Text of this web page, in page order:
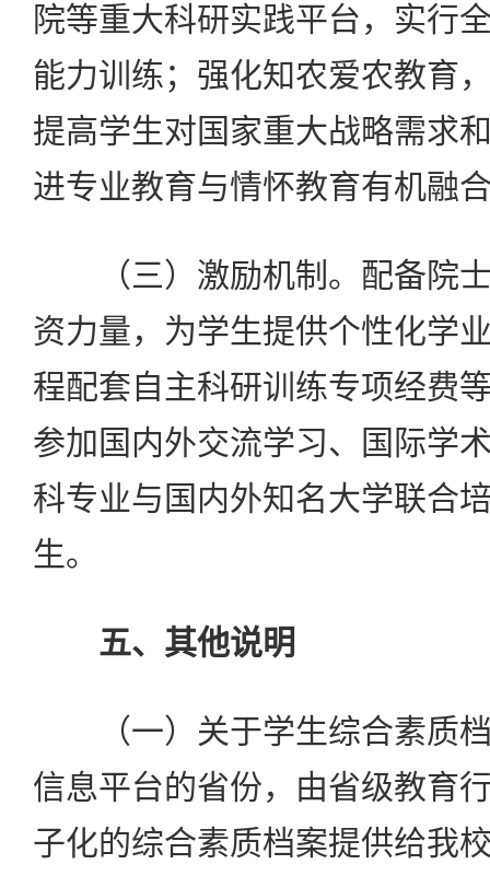
院等重大科研实践平台，实行
能力训练；强化知农爱农教育
提高学生对国家重大战略需求
进专业教育与情怀教育有机融
（三）激励机制。配备院士
资力量，为学生提供个性化学
程配套自主科研训练专项经费
参加国内外交流学习、国际学
科专业与国内外知名大学联合
生。
五、其他说明
（一）关于学生综合素质档
信息平台的省份，由省级教育
子化的综合素质档案提供给我